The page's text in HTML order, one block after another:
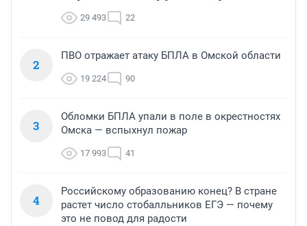
29 493 22
2
ПВО отражает атаку БПЛА в Омской области
19 224 90
3
Обломки БПЛА упали в поле в окрестностях
Омска — вспыхнул пожар
17 993 41
4
Российскому образованию конец? В стране
растет число стобалльников ЕГЭ — почему
это не повод для радости